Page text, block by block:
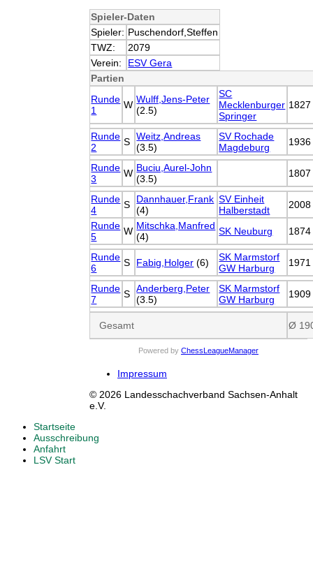
Spieler-Daten
Spieler: Puschendorf,Steffen
TWZ:
2079
Verein:
ESV Gera
Partien
Runde
1
W Wulff,Jens-Peter
(2.5)
SC
Mecklenburger
Springer
1827
Runde
2
S Weitz,Andreas
(3.5)
SV Rochade
Magdeburg
1936
Runde
3
W Buciu,Aurel-John
(3.5)
1807
Runde
4
S
Dannhauer,Frank
(4)
SV Einheit
Halberstadt
2008
Runde
5
W Mitschka,Manfred
(4)
SK Neuburg 1874
Runde
6
S Fabig,Holger (6)
SK Marmstorf
GW Harburg
1971
Runde
7
S Anderberg,Peter
(3.5)
SK Marmstorf
GW Harburg
1909
Gesamt Ø
Powered by ChessLeagueManager
Impressum
© 2026 Landesschachverband Sachsen-Anhalt
e.V.
Startseite
Ausschreibung
Anfahrt
LSV Start